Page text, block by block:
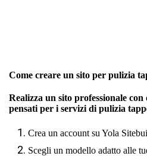
Come creare un sito per pulizia
Realizza un sito professionale
pensati per i servizi di pulizia
Crea un account su Yola
Scegli un modello adatto alle